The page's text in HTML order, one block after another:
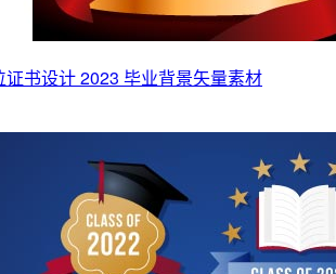
证书设计 2023 毕业背景矢量素材